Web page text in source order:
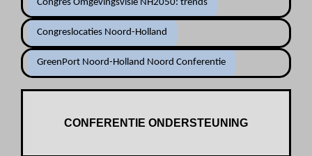
Congres Omgevingsvisie NH2050: trends
Congreslocaties Noord-Holland
GreenPort Noord-Holland Noord Conferentie
CONFERENTIE ONDERSTEUNING